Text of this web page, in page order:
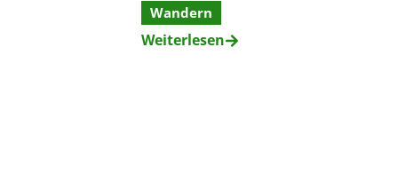
Wandern
Weiterlesen